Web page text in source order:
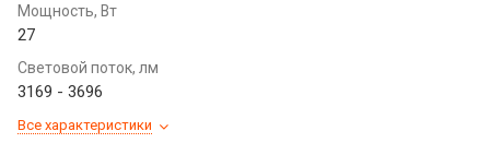
Мощность, Вт
27
Световой поток, лм
3169 - 3696
Все характеристики